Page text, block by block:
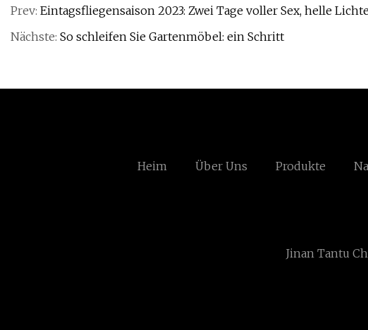
Prev: Eintagsfliegensaison 2023: Zwei Tage voller Sex, helle
Nächste: So schleifen Sie Gartenmöbel: ein Schritt
Heim Über Uns Produkte
Jinan Tantu